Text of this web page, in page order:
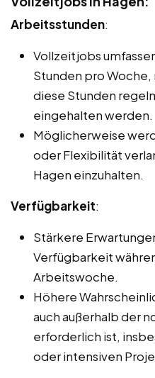
Arbeitsstunden:
Vollzeitjobs
Stunden pro Woche,
diese Stunden
eingehalten werden.
Möglicherweise
oder Flexibilität
Hagen einzuhalten.
Verfügbarkeit:
Stärkere
Verfügbarkeit
Arbeitswoche.
Höhere
auch außerhalb der
erforderlich ist,
oder intensiven